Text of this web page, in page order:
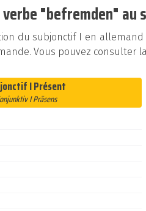
verbe "befremden"
du subjonctif I en
Vous pouvez consulter
I Présent
I Präsens